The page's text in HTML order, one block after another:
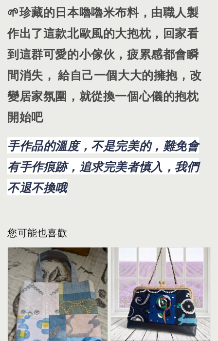
🌱珍藏的日本嚕嚕米布料，由職人製
作出了這款北歐風的大抱枕，回家看
到這群可愛的小傢伙，疲累感都會瞬
間消失， 給自己一個大大的擁抱，改
變居家氛圍，就從換一個心儀的抱枕
開始吧
手作品的溫度，不是完美的，難免會
有手作痕跡，追求完美者慎入，我們
不退不換哦
您可能也喜歡